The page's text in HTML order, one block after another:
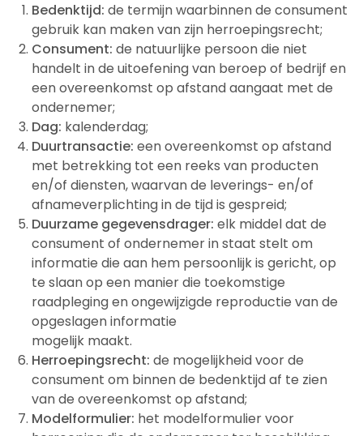
Bedenktijd: de termijn waarbinnen de consument
gebruik kan maken van zijn herroepingsrecht;
Consument: de natuurlijke persoon die niet
handelt in de uitoefening van beroep of bedrijf en
een overeenkomst op afstand aangaat met de
ondernemer;
Dag: kalenderdag;
Duurtransactie: een overeenkomst op afstand
met betrekking tot een reeks van producten
en/of diensten, waarvan de leverings- en/of
afnameverplichting in de tijd is gespreid;
Duurzame gegevensdrager: elk middel dat de
consument of ondernemer in staat stelt om
informatie die aan hem persoonlijk is gericht, op
te slaan op een manier die toekomstige
raadpleging en ongewijzigde reproductie van de
opgeslagen informatie
mogelijk maakt.
Herroepingsrecht: de mogelijkheid voor de
consument om binnen de bedenktijd af te zien
van de overeenkomst op afstand;
Modelformulier: het modelformulier voor